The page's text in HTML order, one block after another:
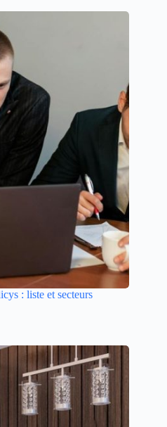
: liste et secteurs